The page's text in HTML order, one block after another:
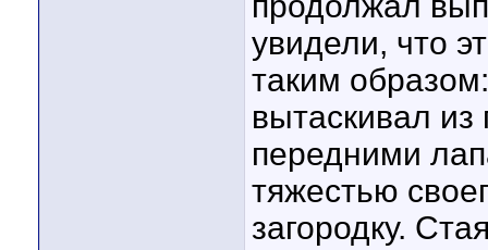
увидели, что
таким
вытаскивал
передними
тяжестью
загородку.